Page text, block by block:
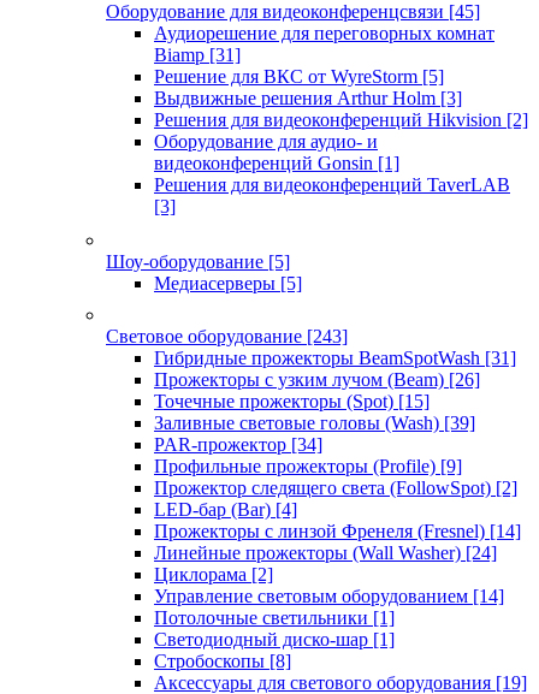
Оборудование для видеоконференцсвязи [45]
Аудиорешение для переговорных комнат
Biamp [31]
Решение для ВКС от WyreStorm [5]
Выдвижные решения Arthur Holm [3]
Решения для видеоконференций Hikvision [2]
Оборудование для аудио- и
видеоконференций Gonsin [1]
Решения для видеоконференций TaverLAB
[3]
Шоу-оборудование [5]
Медиасерверы [5]
Световое оборудование [243]
Гибридные прожекторы BeamSpotWash [31]
Прожекторы с узким лучом (Beam) [26]
Точечные прожекторы (Spot) [15]
Заливные световые головы (Wash) [39]
PAR-прожектор [34]
Профильные прожекторы (Profile) [9]
Прожектор следящего света (FollowSpot) [2]
LED-бар (Bar) [4]
Прожекторы с линзой Френеля (Fresnel) [14]
Линейные прожекторы (Wall Washer) [24]
Циклорама [2]
Управление световым оборудованием [14]
Потолочные светильники [1]
Светодиодный диско-шар [1]
Стробоскопы [8]
Аксессуары для светового оборудования [19]